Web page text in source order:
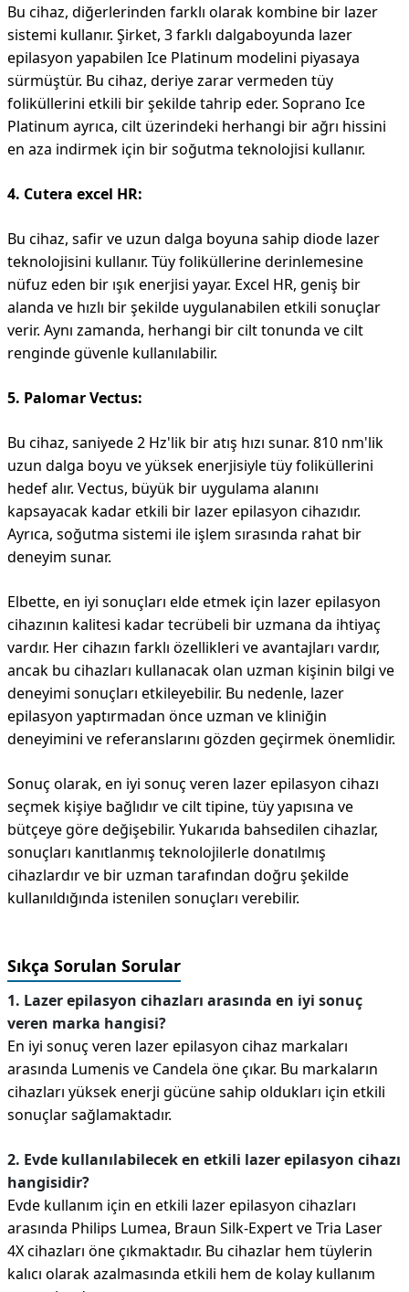
Bu cihaz, diğerlerinden farklı olarak kombine bir lazer
sistemi kullanır. Şirket, 3 farklı dalgaboyunda lazer
epilasyon yapabilen Ice Platinum modelini piyasaya
sürmüştür. Bu cihaz, deriye zarar vermeden tüy
foliküllerini etkili bir şekilde tahrip eder. Soprano Ice
Platinum ayrıca, cilt üzerindeki herhangi bir ağrı hissini
en aza indirmek için bir soğutma teknolojisi kullanır.
4. Cutera excel HR:
Bu cihaz, safir ve uzun dalga boyuna sahip diode lazer
teknolojisini kullanır. Tüy foliküllerine derinlemesine
nüfuz eden bir ışık enerjisi yayar. Excel HR, geniş bir
alanda ve hızlı bir şekilde uygulanabilen etkili sonuçlar
verir. Aynı zamanda, herhangi bir cilt tonunda ve cilt
renginde güvenle kullanılabilir.
5. Palomar Vectus:
Bu cihaz, saniyede 2 Hz'lik bir atış hızı sunar. 810 nm'lik
uzun dalga boyu ve yüksek enerjisiyle tüy foliküllerini
hedef alır. Vectus, büyük bir uygulama alanını
kapsayacak kadar etkili bir lazer epilasyon cihazıdır.
Ayrıca, soğutma sistemi ile işlem sırasında rahat bir
deneyim sunar.
Elbette, en iyi sonuçları elde etmek için lazer epilasyon
cihazının kalitesi kadar tecrübeli bir uzmana da ihtiyaç
vardır. Her cihazın farklı özellikleri ve avantajları vardır,
ancak bu cihazları kullanacak olan uzman kişinin bilgi ve
deneyimi sonuçları etkileyebilir. Bu nedenle, lazer
epilasyon yaptırmadan önce uzman ve kliniğin
deneyimini ve referanslarını gözden geçirmek önemlidir.
Sonuç olarak, en iyi sonuç veren lazer epilasyon cihazı
seçmek kişiye bağlıdır ve cilt tipine, tüy yapısına ve
bütçeye göre değişebilir. Yukarıda bahsedilen cihazlar,
sonuçları kanıtlanmış teknolojilerle donatılmış
cihazlardır ve bir uzman tarafından doğru şekilde
kullanıldığında istenilen sonuçları verebilir.
Sıkça Sorulan Sorular
1. Lazer epilasyon cihazları arasında en iyi sonuç
veren marka hangisi?
En iyi sonuç veren lazer epilasyon cihaz markaları
arasında Lumenis ve Candela öne çıkar. Bu markaların
cihazları yüksek enerji gücüne sahip oldukları için etkili
sonuçlar sağlamaktadır.
2. Evde kullanılabilecek en etkili lazer epilasyon cihazı
hangisidir?
Evde kullanım için en etkili lazer epilasyon cihazları
arasında Philips Lumea, Braun Silk-Expert ve Tria Laser
4X cihazları öne çıkmaktadır. Bu cihazlar hem tüylerin
kalıcı olarak azalmasında etkili hem de kolay kullanım